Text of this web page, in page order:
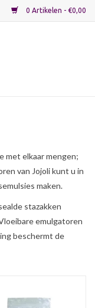
0 Artikelen - €0,00
met elkaar mengen;
van Jojoli kunt u in
maken.
stazakken
emulgatoren
beschermt de